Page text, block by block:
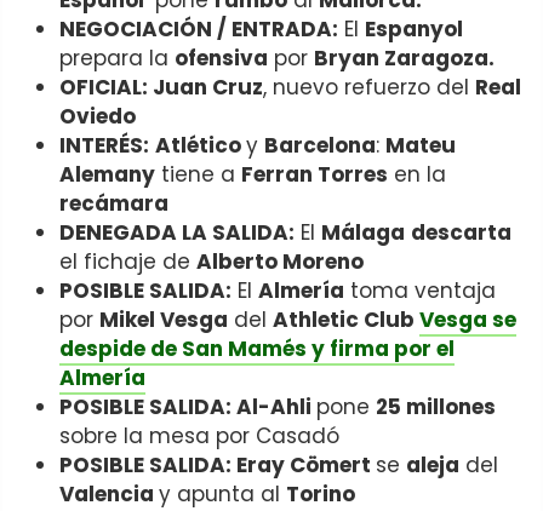
NEGOCIACIÓN / ENTRADA: El Espanyol
prepara la ofensiva por Bryan Zaragoza.
OFICIAL: Juan Cruz, nuevo refuerzo del Real
Oviedo
INTERÉS: Atléticoy Barcelona: Mateu
Alemany tiene a Ferran Torres en la
recámara
DENEGADA LA SALIDA: El Málaga descarta
el fichaje de Alberto Moreno
POSIBLE SALIDA: El Almería toma ventaja
por Mikel Vesga del Athletic Club Vesga se
despide de San Mamés y firma por el
Almería
POSIBLE SALIDA: Al-Ahli pone 25 millones
sobre la mesa por Casadó
POSIBLE SALIDA: Eray Cömert se aleja del
Valencia y apunta al Torino